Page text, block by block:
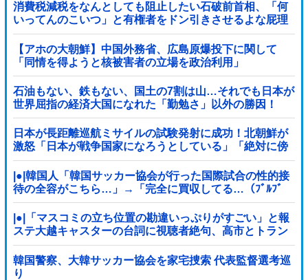
消費税減税をなんとしても阻止したい石破前首相、「何
いってんのこいつ」と有権者をドン引きさせるよな屁理
屈を……
【アホの大朝鮮】中国外務省、広島原爆投下に関して
「同情を得ようと核被害者の立場を政治利用」
石油もない、鉄もない、国土の7割は山…それでも日本が
世界屈指の経済大国になれた「勤勉さ」以外の勝因！
日本が長距離巡航ミサイルの試験発射に成功！北朝鮮が
激怒「日本が戦争国家になろうとしている」「絶対に傍
観しない、必ず後悔させる」
|●|韓国人「韓国サッカー協会が行った国際試合の性的接
待の全容がこちら…」→「完全に買収してる…（ﾌﾞﾙﾌﾞ
ﾙ」＝韓国の反応
|●|「マスコミの立ち位置の勘違いっぷりがすごい」と報
ステ大越キャスターの台詞に視聴者絶句、高市とトラン
プを同列視させようという思惑がひしひしと
韓国警察、大韓サッカー協会を家宅捜索 代表監督選考巡
り